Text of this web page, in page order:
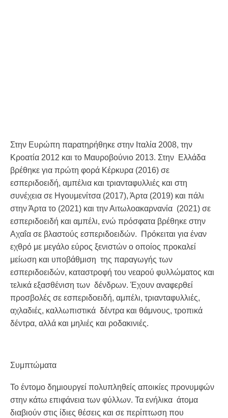
Στην Ευρώπη παρατηρήθηκε στην Ιταλία 2008, την
Κροατία 2012 και το Μαυροβούνιο 2013. Στην Ελλάδα
βρέθηκε για πρώτη φορά Κέρκυρα (2016) σε
εσπεριδοειδή, αμπέλια και τριανταφυλλιές και στη
συνέχεια σε Ηγουμενίτσα (2017), Άρτα (2019) και πάλι
στην Άρτα το (2021) και την Αιτωλοακαρνανία (2021) σε
εσπεριδοειδή και αμπέλι, ενώ πρόσφατα βρέθηκε στην
Αχαΐα σε βλαστούς εσπεριδοειδών. Πρόκειται για έναν
εχθρό με μεγάλο εύρος ξενιστών ο οποίος προκαλεί
μείωση και υποβάθμιση της παραγωγής των
εσπεριδοειδών, καταστροφή του νεαρού φυλλώματος και
τελικά εξασθένιση των δένδρων. Έχουν αναφερθεί
προσβολές σε εσπεριδοειδή, αμπέλι, τριανταφυλλιές,
αχλαδιές, καλλωπιστικά δέντρα και θάμνους, τροπικά
δέντρα, αλλά και μηλιές και ροδακινιές.
Συμπτώματα
Το έντομο δημιουργεί πολυπληθείς αποικίες προνυμφών
στην κάτω επιφάνεια των φύλλων. Τα ενήλικα άτομα
διαβιούν στις ίδιες θέσεις και σε περίπτωση που